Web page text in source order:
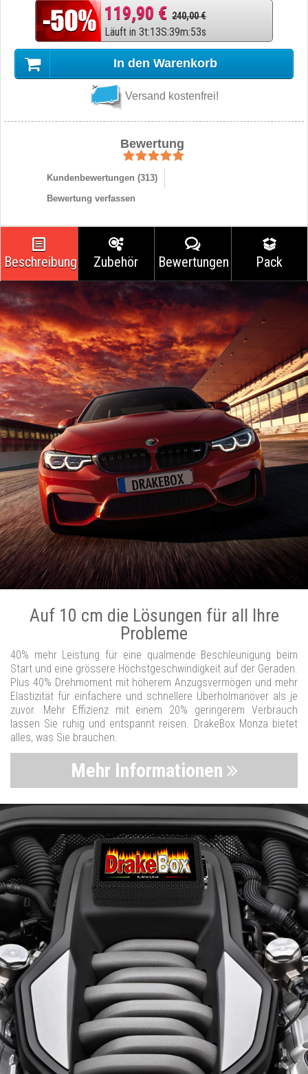
119,90 € 240,00 €
Läuft in 3t:13S:39m:52s
In den Warenkorb
Versand kostenfrei!
Bewertung
Kundenbewertungen (313)
Bewertung verfassen
Beschreibung Zubehör Bewertungen Pack
Auf 10 cm die Lösungen für all Ihre
Probleme
40% mehr Leistung für eine qualmende Beschleunigung beim
Start und eine grössere Höchstgeschwindigkeit auf der Geraden.
Plus 40% Drehmoment mit höherem Anzugsvermögen und mehr
Elastizität für einfachere und schnellere Überholmanöver als je
zuvor. Mehr Effizienz mit einem 20% geringerem Verbrauch
lassen Sie ruhig und entspannt reisen. DrakeBox Monza bietet
alles, was Sie brauchen.
Mehr Informationen